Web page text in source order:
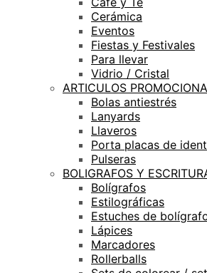
Cerámica
Eventos
Fiestas y Festivales
Para llevar
Vidrio / Cristal
ARTICULOS
Bolas antiestrés
Lanyards
Llaveros
Porta placas de
Pulseras
BOLIGRAFOS Y
Bolígrafos
Estilográficas
Estuches de
Lápices
Marcadores
Rollerballs